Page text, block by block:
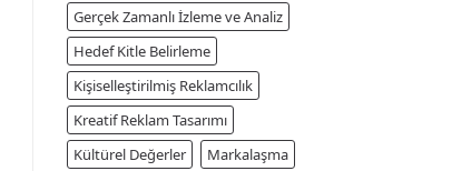
Gerçek Zamanlı İzleme ve Analiz
Hedef Kitle Belirleme
Kişiselleştirilmiş Reklamcılık
Kreatif Reklam Tasarımı
Kültürel Değerler
Markalaşma